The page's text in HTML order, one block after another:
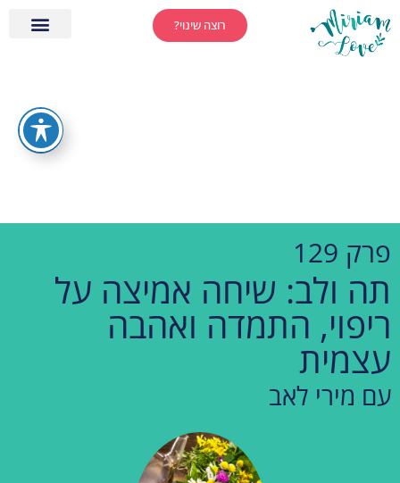
רוצה שינוי?
פרק 129
תה ולב: שיחה אמיצה על
ריפוי, התמדה ואהבה
עצמית
עם מירי לאב